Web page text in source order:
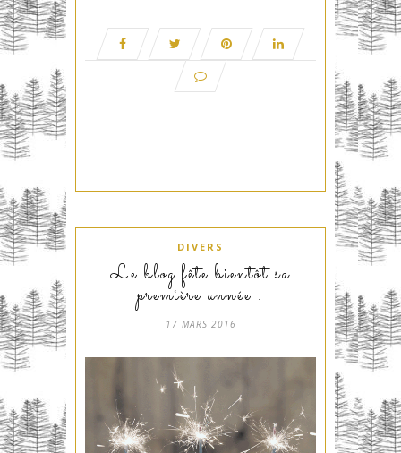
DIVERS
Le blog fête bientôt sa
première année !
17 MARS 2016